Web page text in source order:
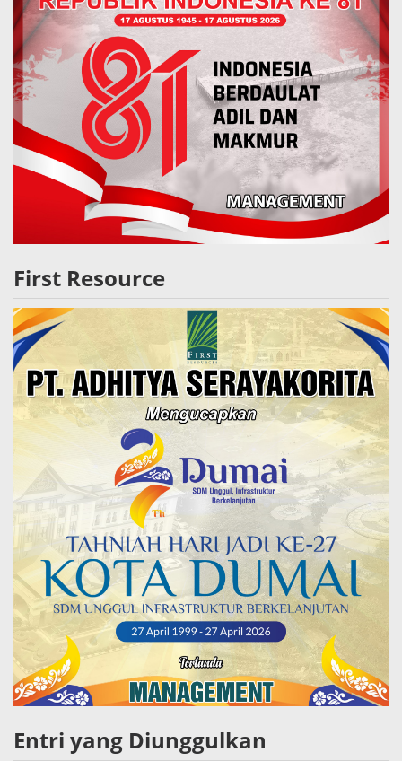
First Resource
Entri yang Diunggulkan